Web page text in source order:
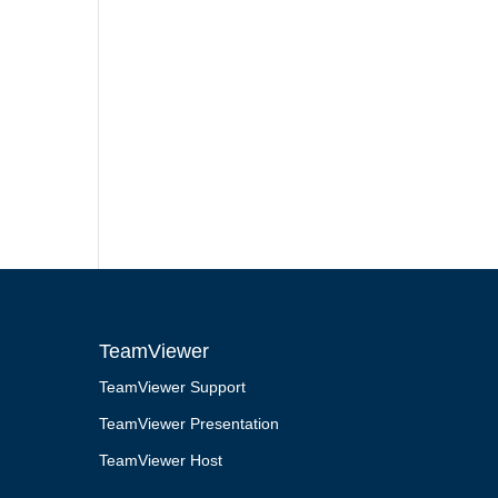
TeamViewer
TeamViewer Support
TeamViewer Presentation
TeamViewer Host